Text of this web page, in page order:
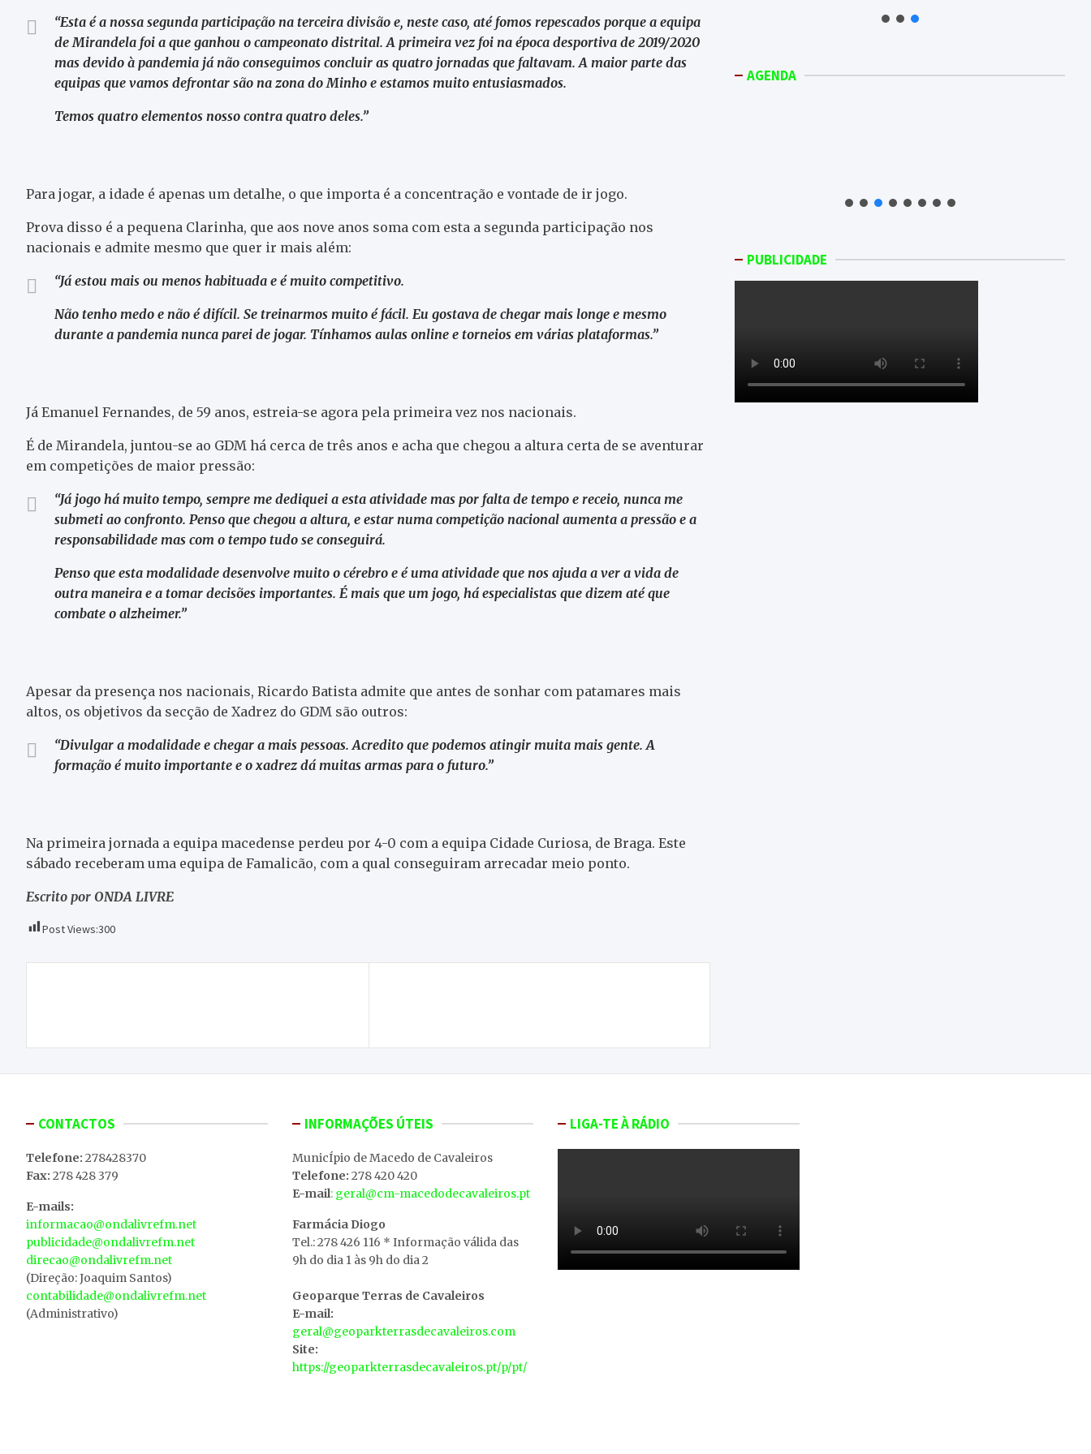
“Esta é a nossa segunda participação na terceira divisão e, neste caso, até fomos repescados porque a equipa
de Mirandela foi a que ganhou o campeonato distrital. A primeira vez foi na época desportiva de 2019/2020
mas devido à pandemia já não conseguimos concluir as quatro jornadas que faltavam. A maior parte das
equipas que vamos defrontar são na zona do Minho e estamos muito entusiasmados.
Temos quatro elementos nosso contra quatro deles.”
Para jogar, a idade é apenas um detalhe, o que importa é a concentração e vontade de ir jogo.
Prova disso é a pequena Clarinha, que aos nove anos soma com esta a segunda participação nos
nacionais e admite mesmo que quer ir mais além:
“Já estou mais ou menos habituada e é muito competitivo.
Não tenho medo e não é difícil. Se treinarmos muito é fácil. Eu gostava de chegar mais longe e mesmo
durante a pandemia nunca parei de jogar. Tínhamos aulas online e torneios em várias plataformas.”
Já Emanuel Fernandes, de 59 anos, estreia-se agora pela primeira vez nos nacionais.
É de Mirandela, juntou-se ao GDM há cerca de três anos e acha que chegou a altura certa de se aventurar
em competições de maior pressão:
“Já jogo há muito tempo, sempre me dediquei a esta atividade mas por falta de tempo e receio, nunca me
submeti ao confronto. Penso que chegou a altura, e estar numa competição nacional aumenta a pressão e a
responsabilidade mas com o tempo tudo se conseguirá.
Penso que esta modalidade desenvolve muito o cérebro e é uma atividade que nos ajuda a ver a vida de
outra maneira e a tomar decisões importantes. É mais que um jogo, há especialistas que dizem até que
combate o alzheimer.”
Apesar da presença nos nacionais, Ricardo Batista admite que antes de sonhar com patamares mais
altos, os objetivos da secção de Xadrez do GDM são outros:
“Divulgar a modalidade e chegar a mais pessoas. Acredito que podemos atingir muita mais gente. A
formação é muito importante e o xadrez dá muitas armas para o futuro.”
Na primeira jornada a equipa macedense perdeu por 4-0 com a equipa Cidade Curiosa, de Braga. Este
sábado receberam uma equipa de Famalicão, com a qual conseguiram arrecadar meio ponto.
Escrito por ONDA LIVRE
Post Views:300
artigos
AGENDA
PUBLICIDADE
CONTACTOS
Telefone: 278428370
Fax: 278 428 379
E-mails:
informacao@ondalivrefm.net
publicidade@ondalivrefm.net
direcao@ondalivrefm.net
(Direção: Joaquim Santos)
contabilidade@ondalivrefm.net
(Administrativo)
INFORMAÇÕES ÚTEIS
MunicÍpio de Macedo de Cavaleiros
Telefone: 278 420 420
E-mail: geral@cm-macedodecavaleiros.pt
Farmácia Diogo
Tel.: 278 426 116 * Informação válida das
9h do dia 1 às 9h do dia 2
Geoparque Terras de Cavaleiros
E-mail:
geral@geoparkterrasdecavaleiros.com
Site:
https://geoparkterrasdecavaleiros.pt/p/pt/
LIGA-TE À RÁDIO